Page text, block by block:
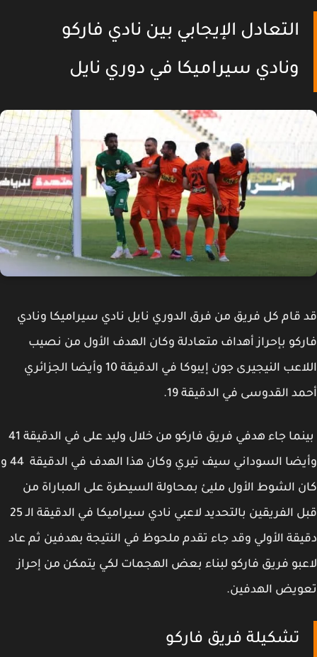
التعادل الإيجابي بين نادي فاركو
ونادي سيراميكا في دوري نايل
قام كل فريق من فرق الدوري نايل نادي سيراميكا ونادي
بإحراز أهداف متعادلة وكان الهدف الأول من نصيب
اللاعب النيجيرى جون إيبوكا في الدقيقة 10 وأيضا الجزائري
القدوسى في الدقيقة 19.
بينما جاء هدفي فريق فاركو من خلال وليد على في الدقيقة 41
وأيضا السوداني سيف تيري وكان هذا الهدف في الدقيقة 44 و
الشوط الأول مليئ بمحاولة السيطرة على المباراة من
قبل الفريقين بالتحديد لاعبي نادي سيراميكا في الدقيقة الـ 25
الأولي وقد جاء تقدم ملحوظ في النتيجة بهدفين ثم عاد
فريق فاركو لبناء بعض الهجمات لكي يتمكن من إحراز
الهدفين.
تشكيلة فريق فاركو